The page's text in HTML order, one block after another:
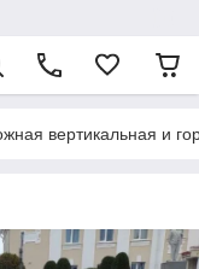
вертикальная и